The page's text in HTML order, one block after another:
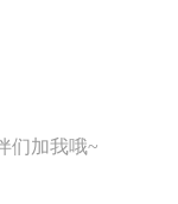
们加我哦~